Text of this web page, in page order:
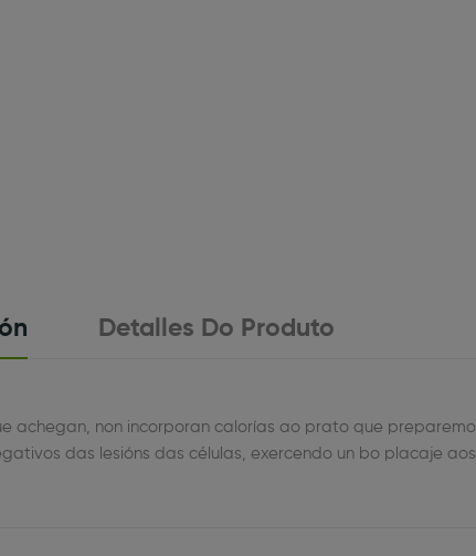
Detalles Do Produto
non incorporan calorías ao prato que
das lesións das células, exercendo un bo placaje